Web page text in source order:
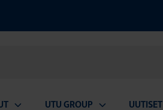
UTU GROUP UUTISET